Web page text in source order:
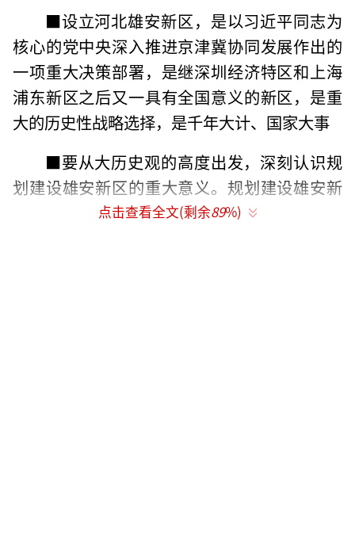
■设立河北雄安新区，是以习近平同志为
核心的党中央深入推进京津冀协同发展作出的
一项重大决策部署，是继深圳经济特区和上海
浦东新区之后又一具有全国意义的新区，是重
大的历史性战略选择，是千年大计、国家大事
■要从大历史观的高度出发，深刻认识规
划建设雄安新区的重大意义。规划建设雄安新
区，有利于集中疏解北京非首都功能，有利于
点击查看全文(剩余89%)